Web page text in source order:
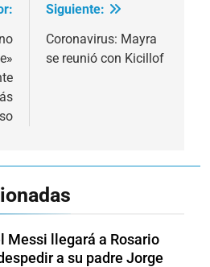
Siguiente:
Coronavirus: Mayra
se reunió con Kicillof
Messi llegará a Rosario
a su padre Jorge